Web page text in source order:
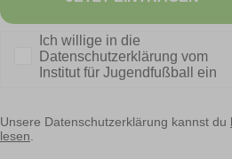
Datenschutz
Ich willige in die
Datenschutzerklärung vom
Institut für Jugendfußball ein
Unsere Datenschutzerklärung kannst du
lesen.